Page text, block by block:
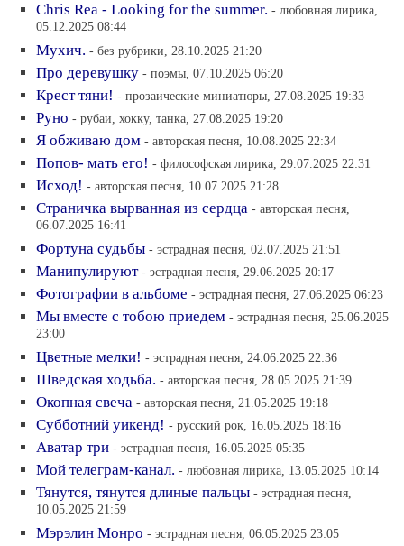
Chris Rea - Looking for the summer. - любовная лирика,
05.12.2025 08:44
Мухич. - без рубрики, 28.10.2025 21:20
Про деревушку - поэмы, 07.10.2025 06:20
Крест тяни! - прозаические миниатюры, 27.08.2025 19:33
Руно - рубаи, хокку, танка, 27.08.2025 19:20
Я обживаю дом - авторская песня, 10.08.2025 22:34
Попов- мать его! - философская лирика, 29.07.2025 22:31
Исход! - авторская песня, 10.07.2025 21:28
Страничка вырванная из сердца - авторская песня,
06.07.2025 16:41
Фортуна судьбы - эстрадная песня, 02.07.2025 21:51
Манипулируют - эстрадная песня, 29.06.2025 20:17
Фотографии в альбоме - эстрадная песня, 27.06.2025 06:23
Мы вместе с тобою приедем - эстрадная песня, 25.06.2025
23:00
Цветные мелки! - эстрадная песня, 24.06.2025 22:36
Шведская ходьба. - авторская песня, 28.05.2025 21:39
Окопная свеча - авторская песня, 21.05.2025 19:18
Субботний уикенд! - русский рок, 16.05.2025 18:16
Аватар три - эстрадная песня, 16.05.2025 05:35
Мой телеграм-канал. - любовная лирика, 13.05.2025 10:14
Тянутся, тянутся длиные пальцы - эстрадная песня,
10.05.2025 21:59
Мэрэлин Монро - эстрадная песня, 06.05.2025 23:05